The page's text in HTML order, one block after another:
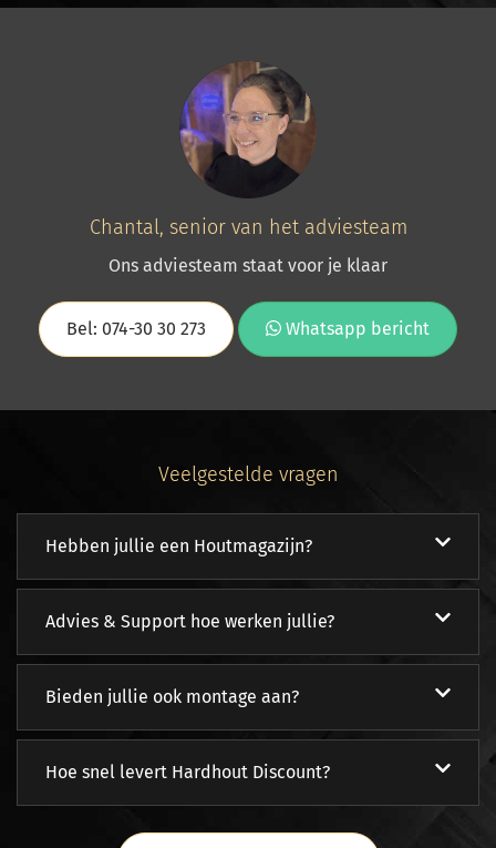
Chantal, senior van het adviesteam
Ons adviesteam staat voor je klaar
Bel: 074-30 30 273 Whatsapp bericht
Veelgestelde vragen
Hebben jullie een Houtmagazijn?
Advies & Support hoe werken jullie?
Bieden jullie ook montage aan?
Hoe snel levert Hardhout Discount?